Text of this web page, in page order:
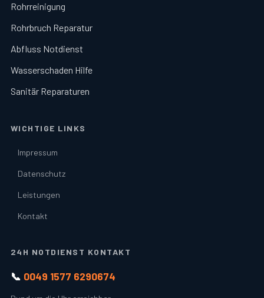
Rohrreinigung
Rohrbruch Reparatur
Abfluss Notdienst
Wasserschaden Hilfe
Sanitär Reparaturen
WICHTIGE LINKS
Impressum
Datenschutz
Leistungen
Kontakt
24H NOTDIENST KONTAKT
📞 0049 1577 6290674